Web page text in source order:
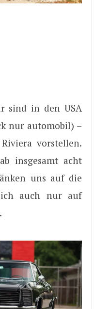
sind in den USA
nur automobil) –
vorstellen.
insgesamt acht
uns auf die
auch nur auf